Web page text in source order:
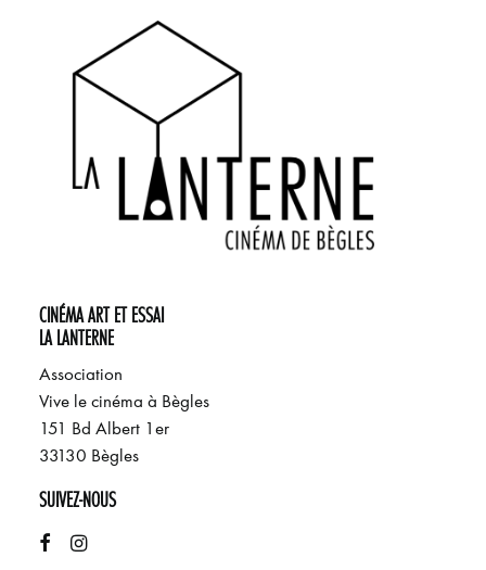
CINÉMA ART ET ESSAI
LA LANTERNE
Association
Vive le cinéma à Bègles
151 Bd Albert 1er
33130 Bègles
SUIVEZ-NOUS